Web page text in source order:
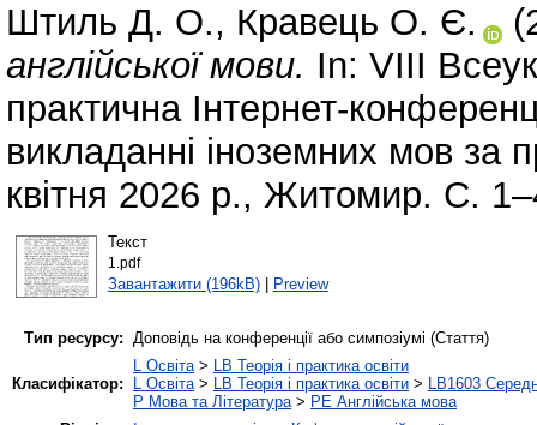
Штиль Д. О., Кравець О. Є.
англійської мови. In: VІІІ
практична Інтернет-
викладанні іноземних мов
квітня 2026 р., Житомир. С.
Текст
1.pdf
Завантажити (196kB)| Preview
Тип ресурсу: Доповідь на конференції або симпозіумі (Стаття)
Класифікатор:
L Освіта> LB Теорія і практика освіти
L Освіта> LB Теорія і практика освіти > LB1603
P Мова та Література> PE Англійська мова